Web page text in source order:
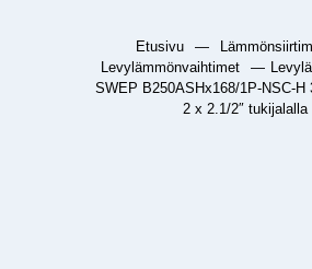
Etusivu —
Levylämmönvaihtimet
—
SWEP B250ASHx168/1P-NSC-H
2 x 2.1/2″ tukijalalla